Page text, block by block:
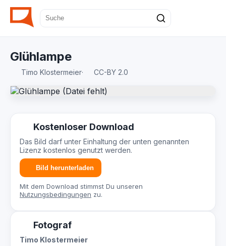
Glühlampe
Timo Klostermeier· CC-BY 2.0
Kostenloser Download
Das Bild darf unter Einhaltung der unten genannten
Lizenz kostenlos genutzt werden.
Bild herunterladen
Mit dem Download stimmst Du unseren
Nutzungsbedingungen zu.
Fotograf
Timo Klostermeier